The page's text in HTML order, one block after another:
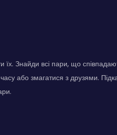
Знайди всі пари, що
або змагатися з друзями.